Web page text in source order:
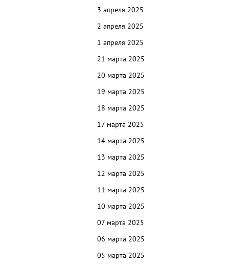
3 апреля 2025
2 апреля 2025
1 апреля 2025
21 марта 2025
20 марта 2025
19 марта 2025
18 марта 2025
17 марта 2025
14 марта 2025
13 марта 2025
12 марта 2025
11 марта 2025
10 марта 2025
07 марта 2025
06 марта 2025
05 марта 2025